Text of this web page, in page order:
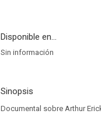
Disponible en...
Sin información
Sinopsis
Documental sobre Arthur